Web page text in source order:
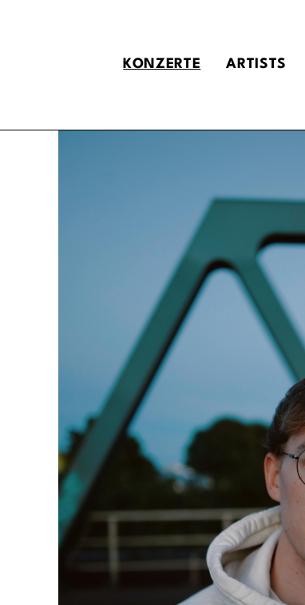
KONZERTE ARTISTS